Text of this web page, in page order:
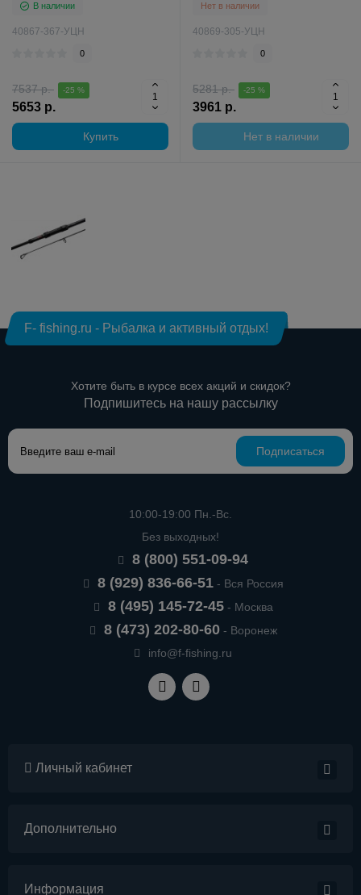
В наличии
40867-367-УЦН
0
7537 р. -25 %
5653 р.
Купить
Нет в наличии
40869-305-УЦН
0
5281 р. -25 %
3961 р.
Нет в наличии
F- fishing.ru - Рыбалка и активный отдых!
Хотите быть в курсе всех акций и скидок?
Подпишитесь на нашу рассылку
Подписаться
10:00-19:00 Пн.-Вс.
Без выходных!
8 (800) 551-09-94
8 (929) 836-66-51- Вся Россия
8 (495) 145-72-45- Москва
8 (473) 202-80-60- Воронеж
info@f-fishing.ru
Личный кабинет
Дополнительно
Информация